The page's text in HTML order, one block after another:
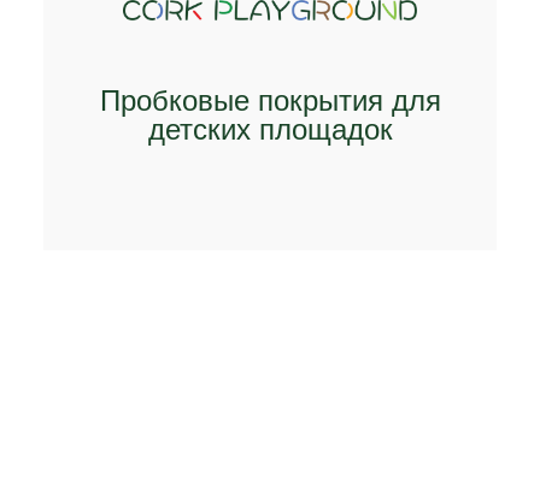
Пробковые покрытия для
детских площадок